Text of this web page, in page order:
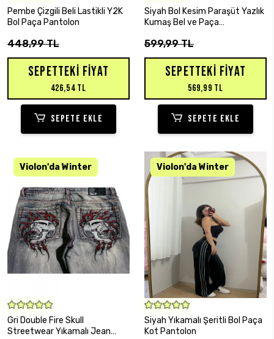
SEPETE EKLE
Pembe Çizgili Beli Lastikli Y2K
Bol Paça Pantolon
448,99 TL
SEPETTEKI FIYAT
426,54 TL
SEPETE EKLE
SEPETE EKLE
Siyah Bol Kesim Paraşüt Yazlık
Kumaş Bel ve Paça
Unisex Pantolon
599,99 TL
SEPETTEKI FIYAT
569,99 TL
SEPETE EKLE
SEPETE EKLE
Gri Double Fire Skull
Streetwear Yıkamalı Jean
SEPETE EKLE
Siyah Yıkamalı Şeritli Bol Paça
Kot Pantolon